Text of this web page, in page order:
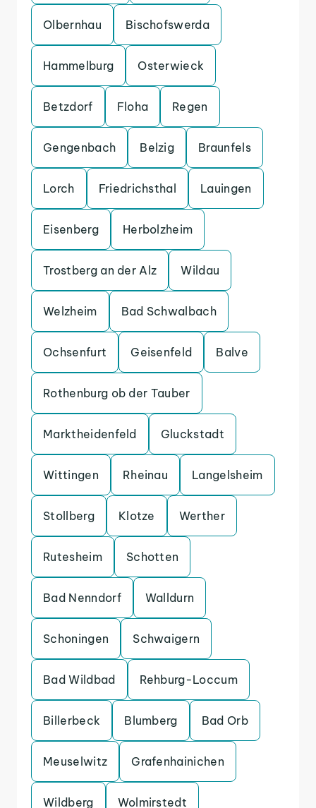
Olbernhau Bischofswerda
Hammelburg Osterwieck
Betzdorf Floha Regen
Gengenbach Belzig Braunfels
Lorch Friedrichsthal Lauingen
Eisenberg Herbolzheim
Trostberg an der Alz Wildau
Welzheim Bad Schwalbach
Ochsenfurt Geisenfeld Balve
Rothenburg ob der Tauber
Marktheidenfeld Gluckstadt
Wittingen Rheinau Langelsheim
Stollberg Klotze Werther
Rutesheim Schotten
Bad Nenndorf Walldurn
Schoningen Schwaigern
Bad Wildbad Rehburg-Loccum
Billerbeck Blumberg Bad Orb
Meuselwitz Grafenhainichen
Wildberg Wolmirstedt